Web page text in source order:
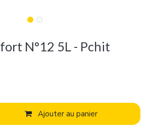
N°12 5L - Pchit
Ajouter au panier